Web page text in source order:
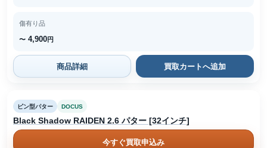
傷有り品
〜 4,900円
商品詳細 買取カートへ追加
ピン型パター DOCUS
Black Shadow RAIDEN 2.6 パター [32インチ]
今すぐ買取申込み